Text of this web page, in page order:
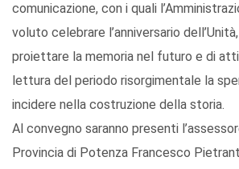
comunicazione, con i quali
voluto celebrare l’anniversario
proiettare la memoria nel futuro e di
lettura del periodo risorgimentale la
incidere nella costruzione della storia.
Al convegno saranno presenti
Provincia di Potenza Francesco